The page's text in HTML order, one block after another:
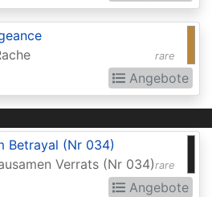
rare
Angebote
rare
Betrayal (Nr 034)
Verrats (Nr 034)
Angebote